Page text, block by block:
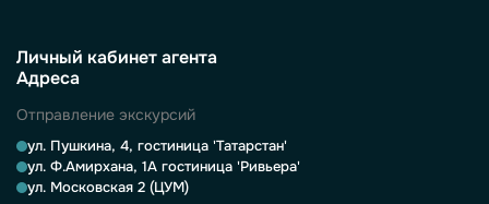
Личный кабинет агента
Адреса
Отправление экскурсий
ул. Пушкина, 4, гостиница 'Татарстан'
ул. Ф.Амирхана, 1А гостиница 'Ривьера'
ул. Московская 2 (ЦУМ)